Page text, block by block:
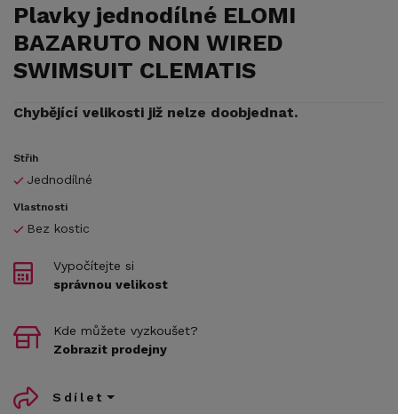
Plavky jednodílné ELOMI
BAZARUTO NON WIRED
SWIMSUIT CLEMATIS
Chybějící velikosti již nelze doobjednat.
Střih
Jednodílné
Vlastnosti
Bez kostic
Vypočítejte si
správnou velikost
Kde můžete vyzkoušet?
Zobrazit prodejny
Sdílet